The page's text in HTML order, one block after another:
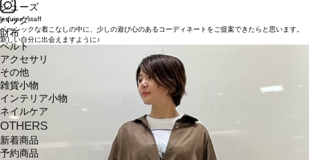
シューズ
バッグ
財布
ベルト
アクセサリ
その他
雑貨小物
インテリア小物
ネイルケア
OTHERS
新着商品
予約商品
lequipe_staff
ベーシックな着こなしの中に、少しの遊び心のあるコーディネートをご提案できたらと思います。
新しい自分に出会えますように♪